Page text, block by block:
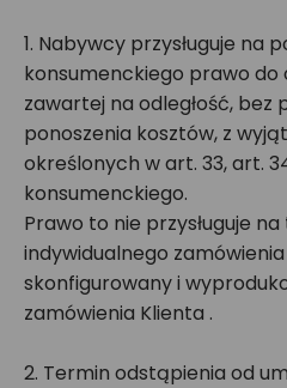
1. Nabywcy przysługuje na
konsumenckiego prawo
zawartej na odległość, bez
ponoszenia kosztów, z
określonych w art. 33, art.
konsumenckiego.
Prawo to nie przysługuje
indywidualnego
skonfigurowany i
zamówienia Klienta .
2. Termin odstąpienia od